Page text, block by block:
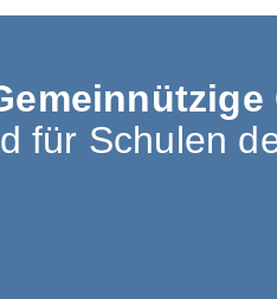
für Schulen